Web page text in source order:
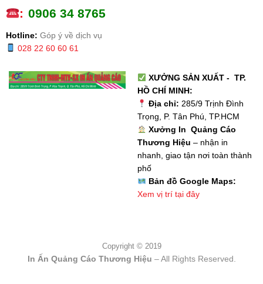
: 0906 34 8765
Hotline: Góp ý về dịch vụ
028 22 60 60 61
XƯỞNG SẢN XUẤT - TP.
HỒ CHÍ MINH:
Địa chỉ: 285/9 Trịnh Đình
Trọng, P. Tân Phú, TP.HCM
Xưởng In Quảng Cáo
Thương Hiệu – nhận in
nhanh, giao tận nơi toàn thành
phố
Bản đồ Google Maps:
Xem vị trí tại đây
Copyright © 2019
In Ấn Quảng Cáo Thương Hiệu – All Rights Reserved.